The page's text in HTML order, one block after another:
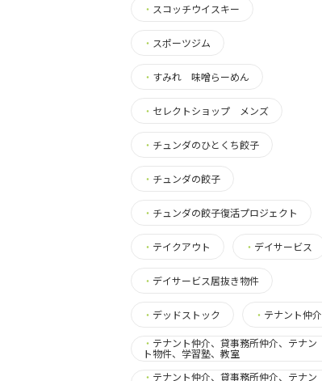
・ スコッチウイスキー
・ スポーツジム
・ すみれ 味噌らーめん
・ セレクトショップ メンズ
・ チュンダのひとくち餃子
・ チュンダの餃子
・ チュンダの餃子復活プロジェクト
・ テイクアウト ・ デイサービス
・ デイサービス居抜き物件
・ デッドストック ・ テナント仲介
・ テナント仲介、貸事務所仲介、テナン
ト物件、学習塾、教室
・ テナント仲介、貸事務所仲介、テナン